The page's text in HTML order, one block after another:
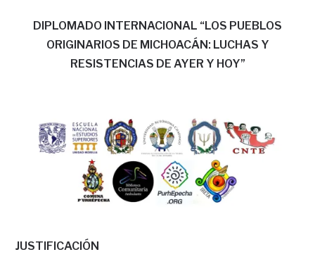
DIPLOMADO INTERNACIONAL “LOS PUEBLOS
ORIGINARIOS DE MICHOACÁN: LUCHAS Y
RESISTENCIAS DE AYER Y HOY”
JUSTIFICACIÓN